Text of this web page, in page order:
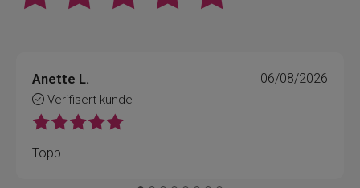
Anette L.
Verifisert kunde
06/08/2026
Topp